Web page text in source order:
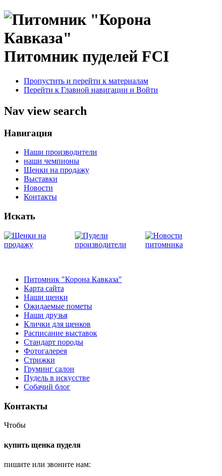
Питомник пуделей FCI
Пропустить и перейти к материалам
Перейти к Главной навигации и Войти
Nav view search
Навигация
Наши производители
наши чемпионы
Щенки на продажу
Выставки
Новости
Контакты
Искать
Питомник "Корона Кавказа"
Карта сайта
Наши щенки
Ожидаемые пометы
Наши друзья
Клички для щенков
Расписание выставок
Стандарт породы
Фотогалерея
Стрижки
Груминг салон
Пудель в искусстве
Собачий блог
Контакты
Чтобы
купить щенка пуделя
пишите или звоните нам: